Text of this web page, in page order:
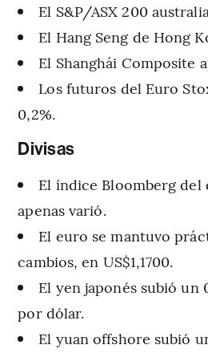
El S&P/ASX 200
El Hang Seng de Hong
El Shanghái Composite
Los futuros del Euro
0,2%.
Divisas
El índice Bloomberg del
apenas varió.
El euro se mantuvo
cambios, en US$1,1700.
El yen japonés subió un
por dólar.
El yuan offshore subió